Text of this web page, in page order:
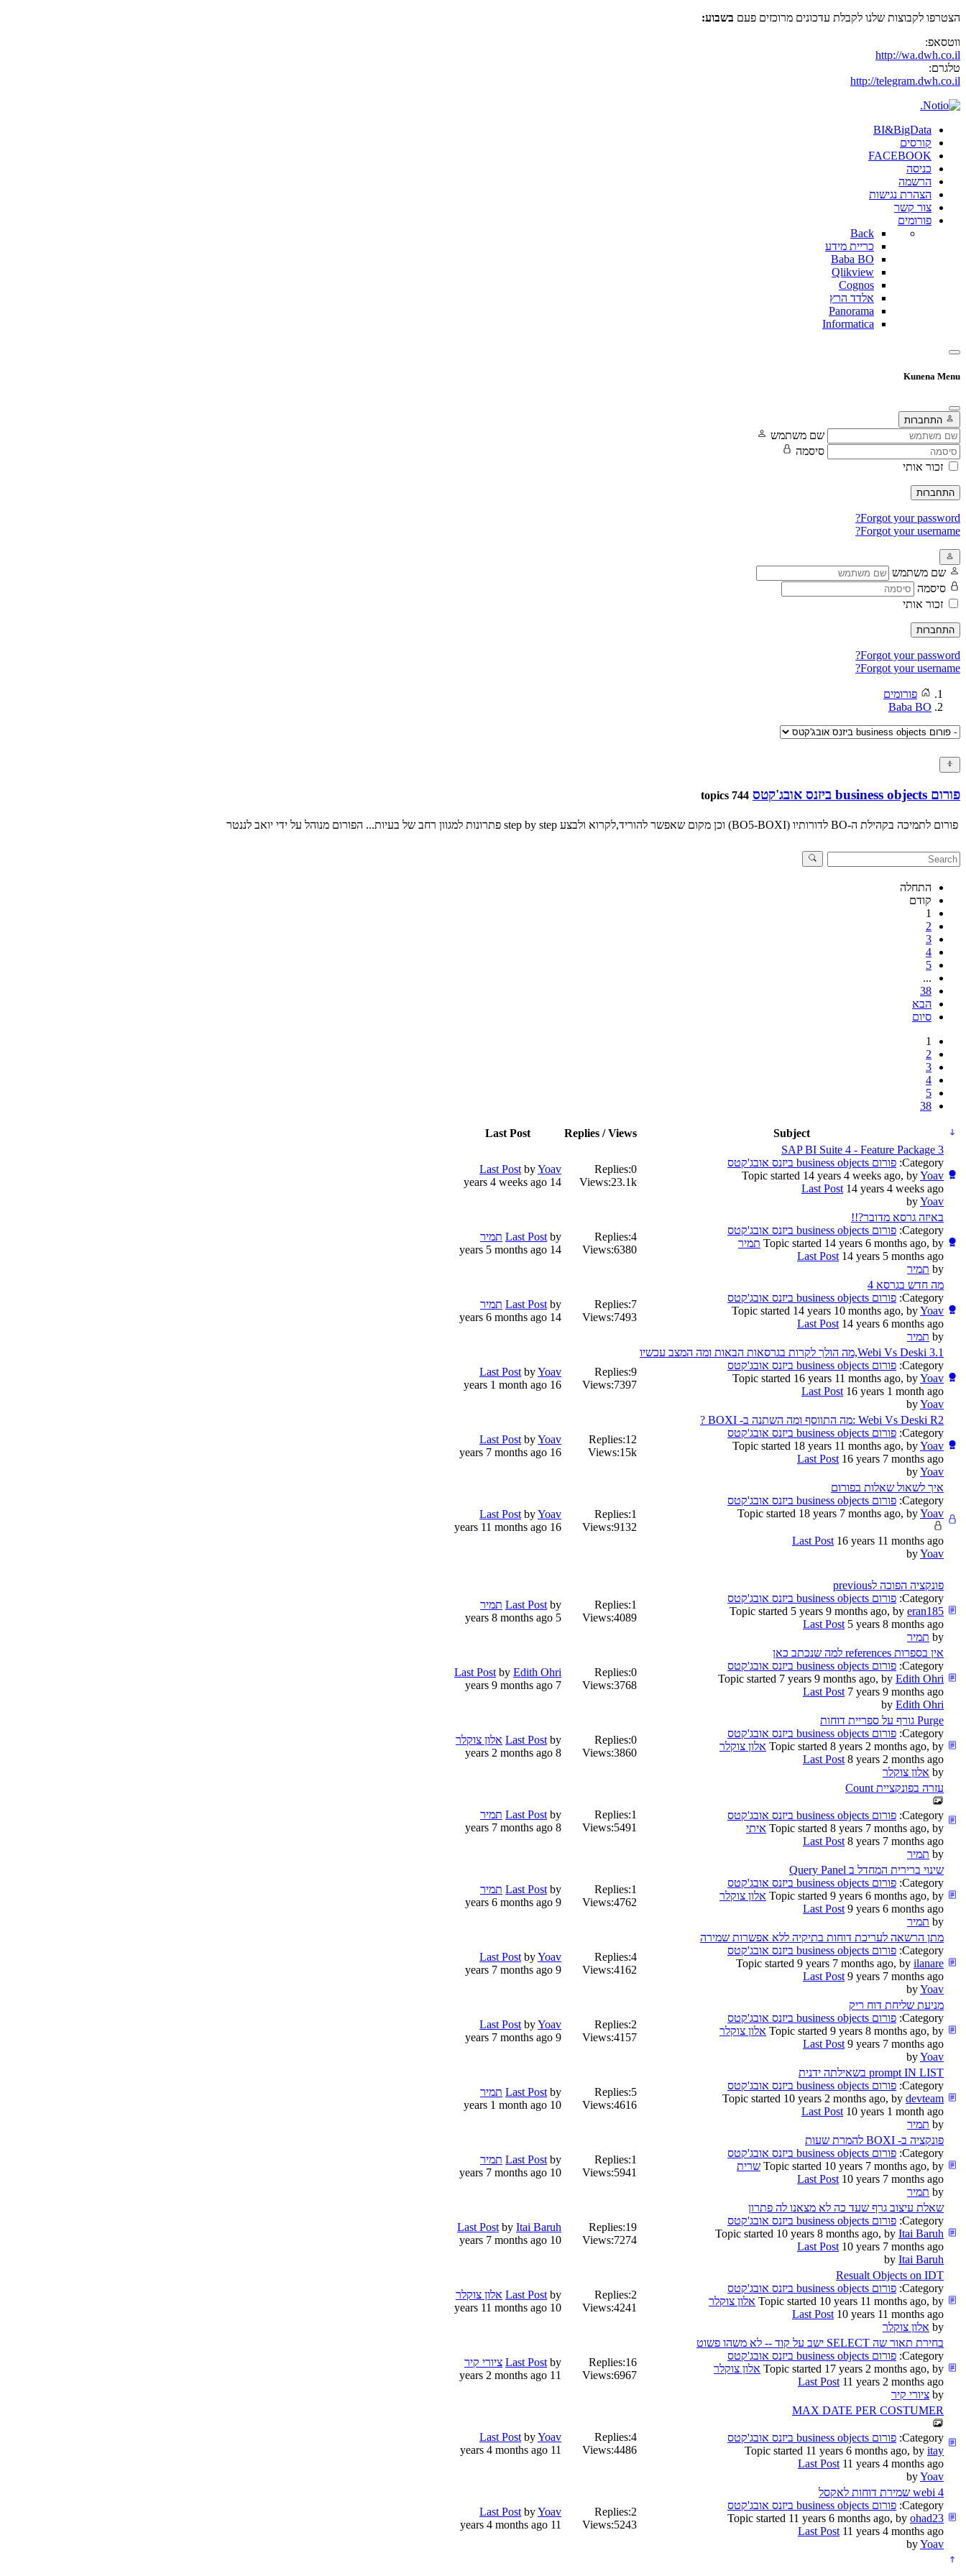
הצטרפו לקבוצות שלנו לקבלת עדכונים מרוכזים פעם בשבוע:
ווטסאפ:
http://wa.dwh.co.il
טלגרם:
http://telegram.dwh.co.il
BI&BigData
קורסים
FACEBOOK
כניסה
הרשמה
הצהרת נגישות
צור קשר
פורומים
Back
כריית מידע
Baba BO
Qlikview
Cognos
אלדד הרץ
Panorama
Informatica
Kunena Menu
התחברות
שם משתמש
סיסמה
זכור אותי
התחברות
Forgot your password?
Forgot your username?
שם משתמש
סיסמה
זכור אותי
התחברות
Forgot your password?
Forgot your username?
פורומים
Baba BO
פורום business objects ביזנס אובג'קטס 744 topics
פורום לתמיכה בקהילת ה-BO לדורותיו (BO5-BOXI) וכן מקום שאפשר להוריד,לקרוא ולבצע step by step פתרונות למגוון רחב של בעיות... הפורום מנוהל על ידי יואב לננטר
התחלה
קודם
1
2
3
4
5
...
38
הבא
סיום
1
2
3
4
5
38
Subject
Replies / Views
Last Post
SAP BI Suite 4 - Feature Package 3
Category: פורום business objects ביזנס אובג'קטס
Topic started 14 years 4 weeks ago, byYoav
Last Post 14 years 4 weeks ago
byYoav
Replies:0
Views:23.1k
Last Post byYoav
14 years 4 weeks ago
באיזה גרסא מדובר?!!
Category: פורום business objects ביזנס אובג'קטס
Topic started 14 years 6 months ago, by תמיר
Last Post 14 years 5 months ago
by תמיר
Replies:4
Views:6380
Last Post by
תמיר
14 years 5 months ago
מה חדש בגרסא 4
Category: פורום business objects ביזנס אובג'קטס
Topic started 14 years 10 months ago, byYoav
Last Post 14 years 6 months ago
by תמיר
Replies:7
Views:7493
Last Post by
תמיר
14 years 6 months ago
Webi Vs Deski 3.1,מה הולך לקרות בגרסאות הבאות ומה המצב עכשיו
Category: פורום business objects ביזנס אובג'קטס
Topic started 16 years 11 months ago, byYoav
Last Post 16 years 1 month ago
byYoav
Replies:9
Views:7397
Last Post byYoav
16 years 1 month ago
Webi Vs Deski R2 :מה התווסף ומה השתנה ב- BOXI ?
Category: פורום business objects ביזנס אובג'קטס
Topic started 18 years 11 months ago, byYoav
Last Post 16 years 7 months ago
byYoav
Replies:12
Views:15k
Last Post byYoav
16 years 7 months ago
איך לשאול שאלות בפורום
Category: פורום business objects ביזנס אובג'קטס
Topic started 18 years 7 months ago, byYoav
Last Post 16 years 11 months ago
byYoav
Replies:1
Views:9132
Last Post byYoav
16 years 11 months ago
פונקציה הפוכה לprevious
Category: פורום business objects ביזנס אובג'קטס
Topic started 5 years 9 months ago, by eran185
Last Post 5 years 8 months ago
by תמיר
Replies:1
Views:4089
Last Post by
תמיר
5 years 8 months ago
אין בספרות references למה שנכתב כאן
Category: פורום business objects ביזנס אובג'קטס
Topic started 7 years 9 months ago, by Edith Ohri
Last Post 7 years 9 months ago
by Edith Ohri
Replies:0
Views:3768
Last Post by Edith Ohri
7 years 9 months ago
Purge גורף על ספריית דוחות
Category: פורום business objects ביזנס אובג'קטס
Topic started 8 years 2 months ago, by אלון צוקלר
Last Post 8 years 2 months ago
by אלון צוקלר
Replies:0
Views:3860
Last Post by
אלון צוקלר
8 years 2 months ago
עזרה בפונקציית Count
Category: פורום business objects ביזנס אובג'קטס
Topic started 8 years 7 months ago, by איתי
Last Post 8 years 7 months ago
by תמיר
Replies:1
Views:5491
Last Post by
תמיר
8 years 7 months ago
שינוי ברירית המחדל ב Query Panel
Category: פורום business objects ביזנס אובג'קטס
Topic started 9 years 6 months ago, by אלון צוקלר
Last Post 9 years 6 months ago
by תמיר
Replies:1
Views:4762
Last Post by
תמיר
9 years 6 months ago
מתן הרשאה לעריכת דוחות בתיקיה ללא אפשרות שמירה
Category: פורום business objects ביזנס אובג'קטס
Topic started 9 years 7 months ago, by ilanare
Last Post 9 years 7 months ago
byYoav
Replies:4
Views:4162
Last Post byYoav
9 years 7 months ago
מניעת שליחת דוח ריק
Category: פורום business objects ביזנס אובג'קטס
Topic started 9 years 8 months ago, by אלון צוקלר
Last Post 9 years 7 months ago
byYoav
Replies:2
Views:4157
Last Post byYoav
9 years 7 months ago
prompt IN LIST בשאילתה ידנית
Category: פורום business objects ביזנס אובג'קטס
Topic started 10 years 2 months ago, by devteam
Last Post 10 years 1 month ago
by תמיר
Replies:5
Views:4616
Last Post by
תמיר
10 years 1 month ago
פונקציה ב- BOXI להמרת שעות
Category: פורום business objects ביזנס אובג'קטס
Topic started 10 years 7 months ago, by שרית
Last Post 10 years 7 months ago
by תמיר
Replies:1
Views:5941
Last Post by
תמיר
10 years 7 months ago
שאלת עיצוב גרף שעד כה לא מצאנו לה פתרון
Category: פורום business objects ביזנס אובג'קטס
Topic started 10 years 8 months ago, by Itai Baruh
Last Post 10 years 7 months ago
by Itai Baruh
Replies:19
Views:7274
Last Post by Itai Baruh
10 years 7 months ago
Resualt Objects on IDT
Category: פורום business objects ביזנס אובג'קטס
Topic started 10 years 11 months ago, by אלון צוקלר
Last Post 10 years 11 months ago
by אלון צוקלר
Replies:2
Views:4241
Last Post by
אלון צוקלר
10 years 11 months ago
בחירת תאור שה SELECT ישב על קוד -- לא משהו פשוט
Category: פורום business objects ביזנס אובג'קטס
Topic started 17 years 2 months ago, by אלון צוקלר
Last Post 11 years 2 months ago
by ציורי קיר
Replies:16
Views:6967
Last Post by
ציורי קיר
11 years 2 months ago
MAX DATE PER COSTUMER
Category: פורום business objects ביזנס אובג'קטס
Topic started 11 years 6 months ago, by itay
Last Post 11 years 4 months ago
byYoav
Replies:4
Views:4486
Last Post byYoav
11 years 4 months ago
webi 4 שמירת דוחות לאקסל
Category: פורום business objects ביזנס אובג'קטס
Topic started 11 years 6 months ago, by ohad23
Last Post 11 years 4 months ago
byYoav
Replies:2
Views:5243
Last Post byYoav
11 years 4 months ago